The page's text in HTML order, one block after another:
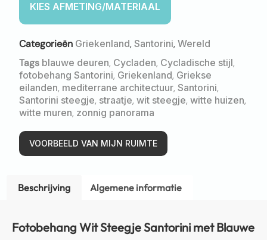
Categorieën Griekenland, Santorini, Wereld
Tags blauwe deuren, Cycladen, Cycladische stijl,
fotobehang Santorini, Griekenland, Griekse
eilanden, mediterrane architectuur, Santorini,
Santorini steegje, straatje, wit steegje, witte huizen,
witte muren, zonnig panorama
VOORBEELD VAN MIJN RUIMTE
Beschrijving Algemene informatie
Fotobehang Wit Steegje Santorini met Blauwe